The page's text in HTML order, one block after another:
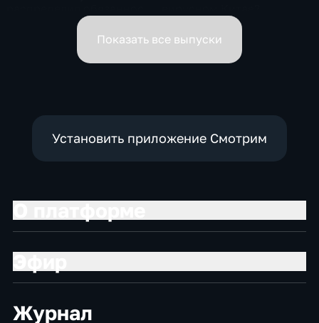
вице-премьеров
Показать все выпуски
Установить приложение Смотрим
Журнал